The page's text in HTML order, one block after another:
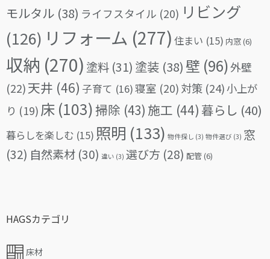
モルタル (38) ライフスタイル (20) リビング
(126) リフォーム (277) 住まい (15) 内窓(6)
収納 (270) 塗料 (31) 塗装 (38) 壁 (96)外壁
(22)天井 (46) 子育て (16)寝室 (20) 対策 (24)小上が
り (19) 床 (103)掃除 (43) 施工 (44) 暮らし (40)
暮らしを楽しむ (15) 照明 (133) 物件探し (3) 物件選び (3) 窓
(32) 自然素材 (30) 違い (3) 選び方 (28) 配管(6)
HAGSカテゴリ
床材